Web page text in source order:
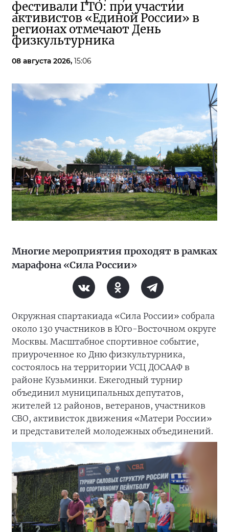
фестивали ГТО: при участии
активистов «Единой России» в
регионах отмечают День
физкультурника
08 августа 2026, 15:06
Многие мероприятия проходят в рамках
марафона «Сила России»
Окружная спартакиада «Сила России» собрала
около 130 участников в Юго-Восточном округе
Москвы. Масштабное спортивное событие,
приуроченное ко Дню физкультурника,
состоялось на территории УСЦ ДОСААФ в
районе Кузьминки. Ежегодный турнир
объединил муниципальных депутатов,
жителей 12 районов, ветеранов, участников
СВО, активисток движения «Матери России»
и представителей молодежных объединений.